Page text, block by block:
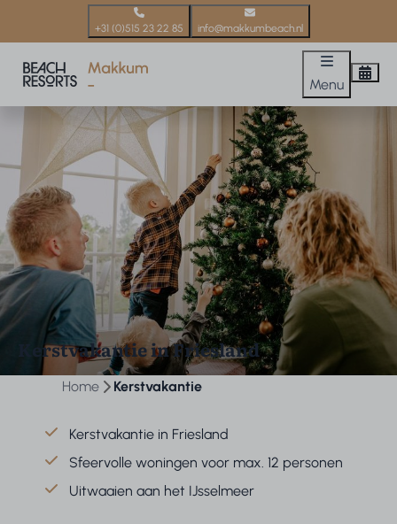
+31 (0)515 23 22 85 info@makkumbeach.nl
Menu
Kerstvakantie in Friesland
Home Kerstvakantie
Kerstvakantie in Friesland
Sfeervolle woningen voor max. 12 personen
Uitwaaien aan het IJsselmeer